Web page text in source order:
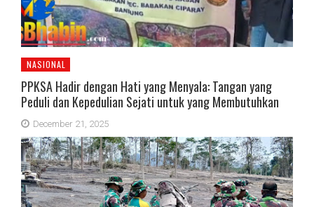
NASIONAL
PPKSA Hadir dengan Hati yang Menyala: Tangan yang
Peduli dan Kepedulian Sejati untuk yang Membutuhkan
December 21, 2025